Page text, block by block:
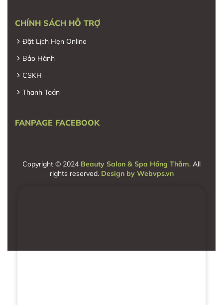
CHÍNH SÁCH HỖ TRỢ
Đặt Lịch Hẹn Online
Bảo Hành
CSKH
Thanh Toán
FANPAGE FACEBOOK
Copyright © 2024 Beauty Salon & Spa Hồng Thắm. All
rights reserved. Design by Webvps.vn